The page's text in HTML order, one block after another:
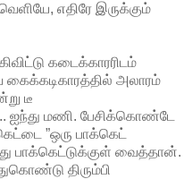
எதிரே இருக்கும்
கடைக்காரரிடம்
அலாரம்
டீ
ஐந்து மணி. பேசிக்கொண்டே
”ஒரு பாக்கெட்
பாக்கெட்டுக்குள் வைத்தான்.
திரும்பி